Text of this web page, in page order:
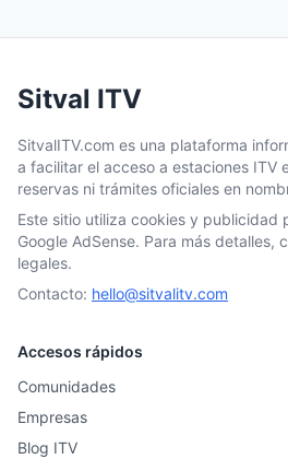
Sitval ITV
SitvalITV.com es una plataforma
a facilitar el acceso a estaciones ITV
reservas ni trámites oficiales en
Este sitio utiliza cookies y publicidad
Google AdSense. Para más detalles,
legales.
Contacto: hello@sitvalitv.com
Accesos rápidos
Comunidades
Empresas
Blog ITV